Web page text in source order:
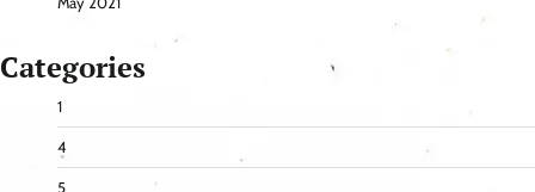
Categories
1
4
5